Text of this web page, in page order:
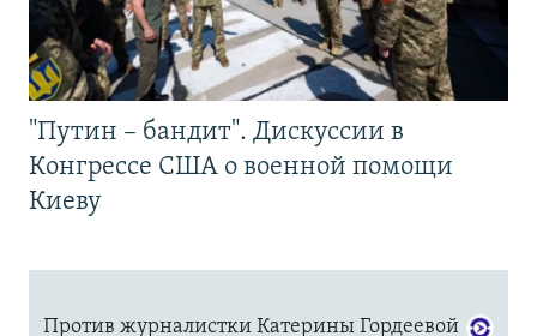
"Путин – бандит". Дискуссии в
Конгрессе США о военной помощи
Киеву